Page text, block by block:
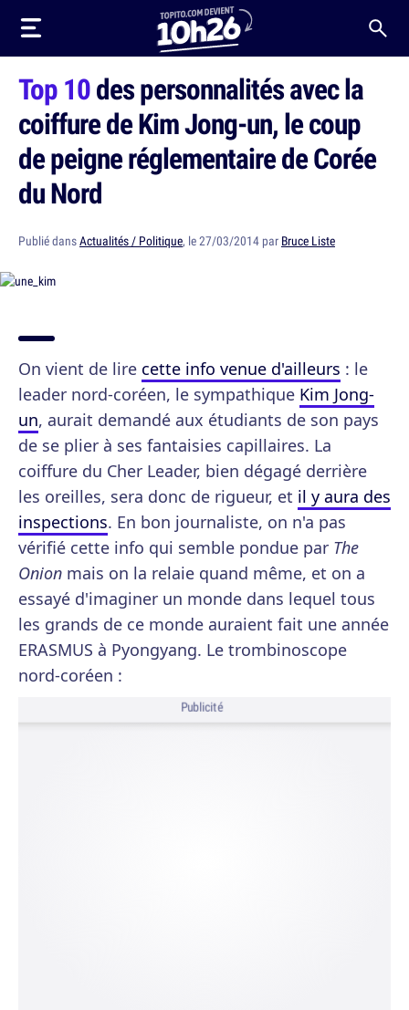
Top 10des personnalités avec la
coiffure de Kim Jong-un, le coup
de peigne réglementaire de Corée
du Nord
Publié dansActualités / Politique, le 27/03/2014 par Bruce Liste
On vient de lire cette info venue d'ailleurs : le
leader nord-coréen, le sympathique Kim Jong-
un, aurait demandé aux étudiants de son pays
de se plier à ses fantaisies capillaires. La
coiffure du Cher Leader, bien dégagé derrière
les oreilles, sera donc de rigueur, et il y aura des
inspections. En bon journaliste, on n'a pas
vérifié cette info qui semble pondue par The
Onion mais on la relaie quand même, et on a
essayé d'imaginer un monde dans lequel tous
les grands de ce monde auraient fait une année
ERASMUS à Pyongyang. Le trombinoscope
nord-coréen :
Publicité